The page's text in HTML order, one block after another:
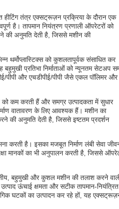
तंत्र एक्सट्रूज़न प्रक्रिया के दौरान एक
है। तापमान नियंत्रण प्रणाली ऑपरेटरों को
की अनुमति देती है, जिससे मशीन की
थर्मोप्लास्टिक्स को कुशलतापूर्वक संसाधित कर
प्रतिभा निर्माताओं को न्यूनतम सेटअप
पीपी और एचडीपीई/पीपी जैसे एकल पॉलिमर और
को कम करती हैं और समग्र उत्पादकता में सुधार
वातावरण के लिए आवश्यक हैं। मशीन का
की अनुमति देती है, जिससे इष्टतम प्रदर्शन
करती है। इसका मजबूत निर्माण लंबी सेवा
मानकों का भी अनुपालन करती है, जिससे
बहुमुखी और कुशल मशीन की तलाश करने
ऊंचाई क्षमता और सटीक तापमान-नियंत्रित
घटकों का उत्पादन कर रहे हों, यह